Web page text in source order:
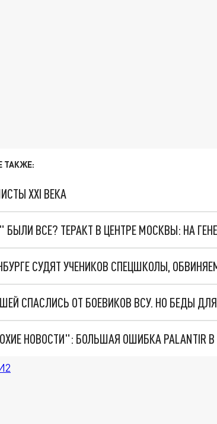
ТАКЖЕ:
XXI ВЕКА
БЫЛИ ВСЕ? ТЕРАКТ В ЦЕНТРЕ МОСКВЫ: НА
СПАСЛИСЬ ОТ БОЕВИКОВ ВСУ. НО БЕДЫ